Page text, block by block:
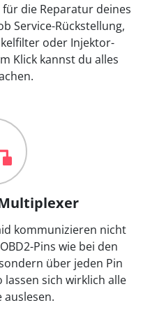
die Reparatur deines
Service-Rückstellung,
oder Injektor-
Klick kannst du alles
kommunizieren nicht
Pins wie bei den
über jeden Pin
lassen sich wirklich alle
auslesen.